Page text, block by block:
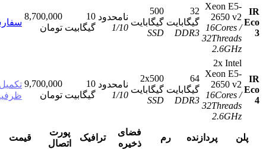
32
گیگابایت
DDR3
500
گیگابایت
SSD
نامحدود
1/10
10
گیگابیت
8,700,000
تومان
سفارش
64
گیگابایت
DDR3
2x500
گیگابایت
SSD
نامحدود
1/10
10
گیگابیت
9,700,000
تومان
تکمیل
ظرفیت
پردازنده رم
ذخیره
ترافیک
پورت
اتصال
قیمت